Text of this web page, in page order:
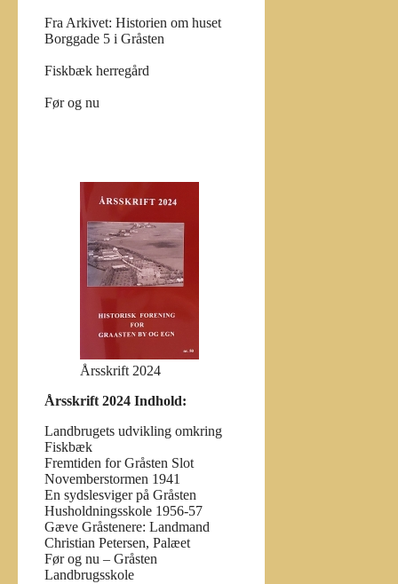
Fra Arkivet: Historien om huset
Borggade 5 i Gråsten
Fiskbæk herregård
Før og nu
Årsskrift 2024
Årsskrift 2024 Indhold:
Landbrugets udvikling omkring
Fiskbæk
Fremtiden for Gråsten Slot
Novemberstormen 1941
En sydslesviger på Gråsten
Husholdningsskole 1956-57
Gæve Gråstenere: Landmand
Christian Petersen, Palæet
Før og nu – Gråsten
Landbrugsskole